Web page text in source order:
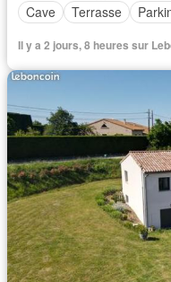
Cave
Terrasse
Il y a 2 jours, 8 heures sur